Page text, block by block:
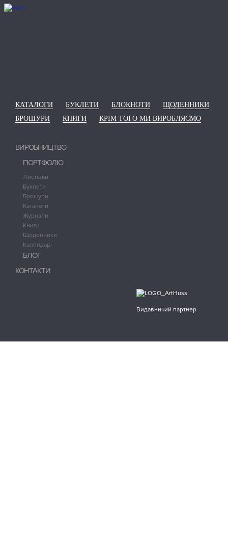
КАТАЛОГИ БУКЛЕТИ БЛОКНОТИ
ЩОДЕННИКИ
БРОШУРИ
КНИГИ КРІМ ТОГО МИ ВИРОБЛЯЄМО
ВИРОБНИЦТВО
ПОРТФОЛІО
Листівки
Буклети
Брошури
Каталоги
Журнали
Книги
Щоденники
Календарі
БЛОГ
КОНТАКТИ
Видавничий партнер